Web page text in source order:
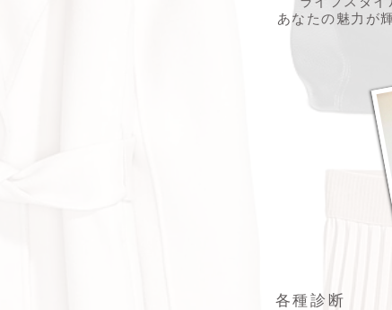
あなたの魅力が
各種診断